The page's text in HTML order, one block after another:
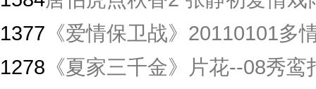
1377 《爱情保卫战》20110101多
1278 《夏家三千金》片花--08秀鸾